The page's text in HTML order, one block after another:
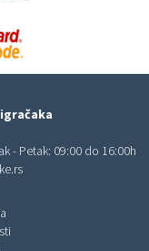
- Petak: 09:00 do 16:00h